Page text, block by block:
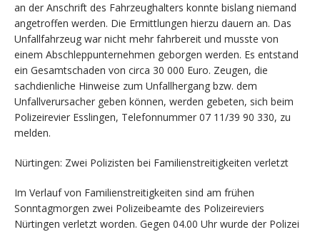
an der Anschrift des Fahrzeughalters konnte bislang niemand
angetroffen werden. Die Ermittlungen hierzu dauern an. Das
Unfallfahrzeug war nicht mehr fahrbereit und musste von
einem Abschleppunternehmen geborgen werden. Es entstand
ein Gesamtschaden von circa 30 000 Euro. Zeugen, die
sachdienliche Hinweise zum Unfallhergang bzw. dem
Unfallverursacher geben können, werden gebeten, sich beim
Polizeirevier Esslingen, Telefonnummer 07 11/39 90 330, zu
melden.
Nürtingen: Zwei Polizisten bei Familienstreitigkeiten verletzt
Im Verlauf von Familienstreitigkeiten sind am frühen
Sonntagmorgen zwei Polizeibeamte des Polizeireviers
Nürtingen verletzt worden. Gegen 04.00 Uhr wurde der Polizei